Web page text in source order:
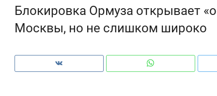
Блокировка Ормуза открывает
Москвы, но не слишком широко